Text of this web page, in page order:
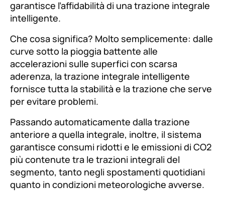
garantisce l’affidabilità di una trazione integrale
intelligente.
Che cosa significa? Molto semplicemente: dalle
curve sotto la pioggia battente alle
accelerazioni sulle superfici con scarsa
aderenza, la trazione integrale intelligente
fornisce tutta la stabilità e la trazione che serve
per evitare problemi.
Passando automaticamente dalla trazione
anteriore a quella integrale, inoltre, il sistema
garantisce consumi ridotti e le emissioni di CO2
più contenute tra le trazioni integrali del
segmento, tanto negli spostamenti quotidiani
quanto in condizioni meteorologiche avverse.